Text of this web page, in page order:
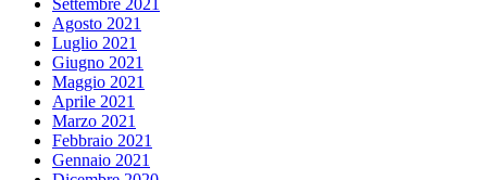
Settembre 2021
Agosto 2021
Luglio 2021
Giugno 2021
Maggio 2021
Aprile 2021
Marzo 2021
Febbraio 2021
Gennaio 2021